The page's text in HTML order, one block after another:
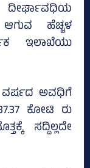
ದೀರ್ಘಾವಧಿಯ
ಹೆಚ್ಚಳ
ಇಲಾಖೆಯು
ವರ್ಷದ ಅವಧಿಗೆ
ಕೋಟಿ ರು
ಸದ್ದಿಲ್ಲದೇ